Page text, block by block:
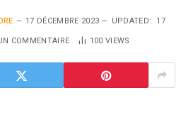
17 DÉCEMBRE 2023 UPDATED: 17
COMMENTAIRE 100 VIEWS